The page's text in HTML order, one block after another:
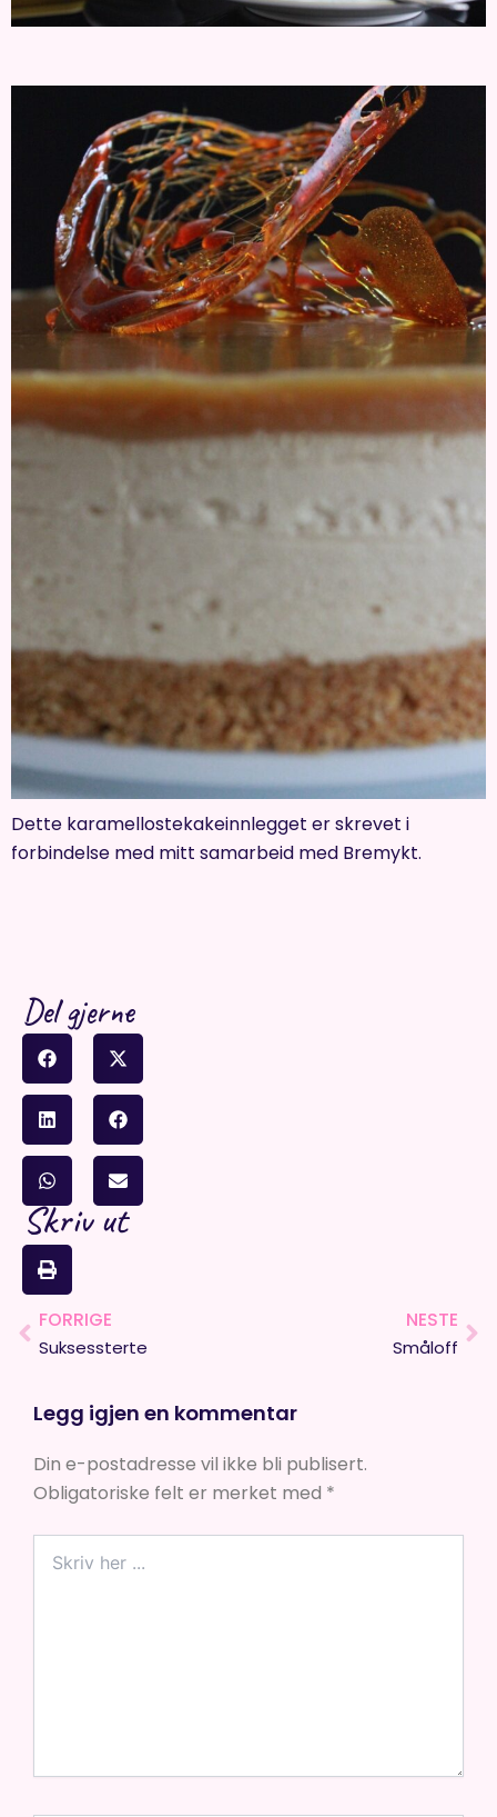
Dette karamellostekakeinnlegget er skrevet i
forbindelse med mitt samarbeid med Bremykt.
Del gjerne
Skriv ut
Prev
FORRIGE
Suksessterte
NESTE
Småloff
Legg igjen en kommentar
Din e-postadresse vil ikke bli publisert.
Obligatoriske felt er merket med *
her